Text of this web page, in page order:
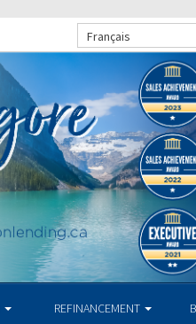
Français
REFINANCEMENT